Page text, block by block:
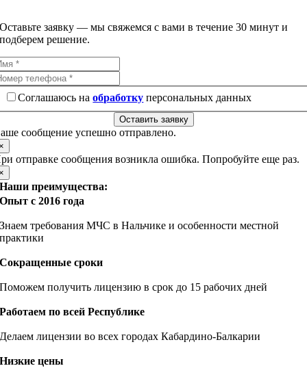
Оставьте заявку — мы свяжемся с вами в течение 30 минут и
подберем решение.
Соглашаюсь наобработку персональных данных
Оставить заявку
сообщение успешно отправлено.
отправке сообщения возникла ошибка. Попробуйте еще раз.
Наши преимущества:
Опыт с 2016 года
Знаем требования МЧС в Нальчике и особенности местной
практики
Сокращенные сроки
Поможем получить лицензию в срок до 15 рабочих дней
Работаем по всей Республике
Делаем лицензии во всех городах Кабардино-Балкарии
Низкие цены